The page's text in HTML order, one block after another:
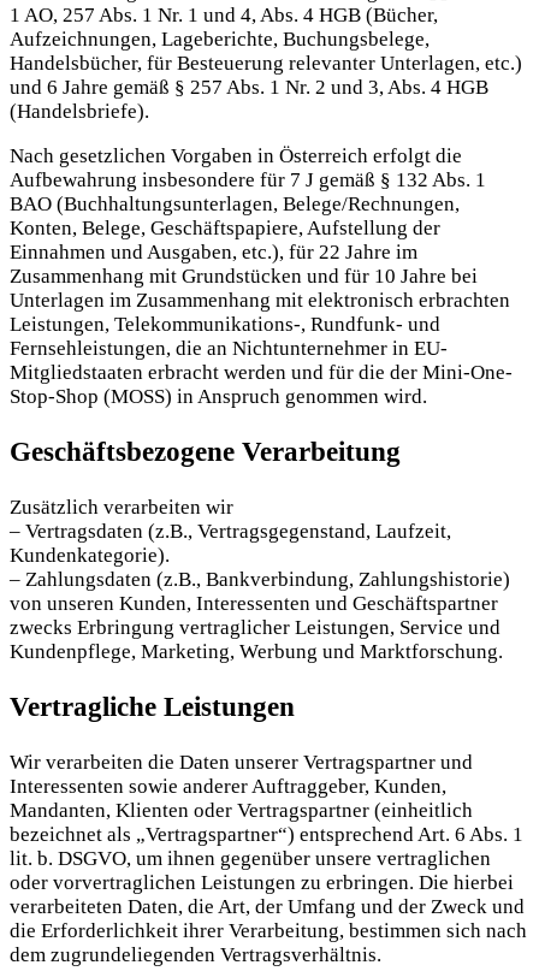
1 AO, 257 Abs. 1 Nr. 1 und 4, Abs. 4 HGB (Bücher,
Aufzeichnungen, Lageberichte, Buchungsbelege,
Handelsbücher, für Besteuerung relevanter Unterlagen, etc.)
und 6 Jahre gemäß § 257 Abs. 1 Nr. 2 und 3, Abs. 4 HGB
(Handelsbriefe).
Nach gesetzlichen Vorgaben in Österreich erfolgt die
Aufbewahrung insbesondere für 7 J gemäß § 132 Abs. 1
BAO (Buchhaltungsunterlagen, Belege/Rechnungen,
Konten, Belege, Geschäftspapiere, Aufstellung der
Einnahmen und Ausgaben, etc.), für 22 Jahre im
Zusammenhang mit Grundstücken und für 10 Jahre bei
Unterlagen im Zusammenhang mit elektronisch erbrachten
Leistungen, Telekommunikations-, Rundfunk- und
Fernsehleistungen, die an Nichtunternehmer in EU-
Mitgliedstaaten erbracht werden und für die der Mini-One-
Stop-Shop (MOSS) in Anspruch genommen wird.
Geschäftsbezogene Verarbeitung
Zusätzlich verarbeiten wir
– Vertragsdaten (z.B., Vertragsgegenstand, Laufzeit,
Kundenkategorie).
– Zahlungsdaten (z.B., Bankverbindung, Zahlungshistorie)
von unseren Kunden, Interessenten und Geschäftspartner
zwecks Erbringung vertraglicher Leistungen, Service und
Kundenpflege, Marketing, Werbung und Marktforschung.
Vertragliche Leistungen
Wir verarbeiten die Daten unserer Vertragspartner und
Interessenten sowie anderer Auftraggeber, Kunden,
Mandanten, Klienten oder Vertragspartner (einheitlich
bezeichnet als „Vertragspartner“) entsprechend Art. 6 Abs. 1
lit. b. DSGVO, um ihnen gegenüber unsere vertraglichen
oder vorvertraglichen Leistungen zu erbringen. Die hierbei
verarbeiteten Daten, die Art, der Umfang und der Zweck und
die Erforderlichkeit ihrer Verarbeitung, bestimmen sich nach
dem zugrundeliegenden Vertragsverhältnis.